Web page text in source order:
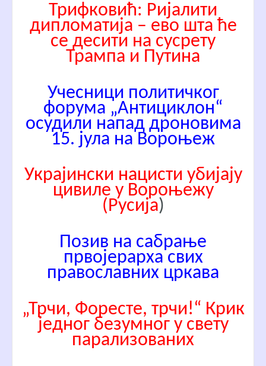
Трифковић: Ријалити
дипломатија – ево шта ће
се десити на сусрету
Трампа и Путина
Учесници политичког
форума „Антициклон“
осудили напад дроновима
15. јула на Вороњеж
Украјински нацисти убијају
цивиле у Вороњежу
(Русија)
Позив на сабрање
првојерарха свих
православних цркава
„Трчи, Форесте, трчи!“ Крик
једног безумног у свету
парализованих